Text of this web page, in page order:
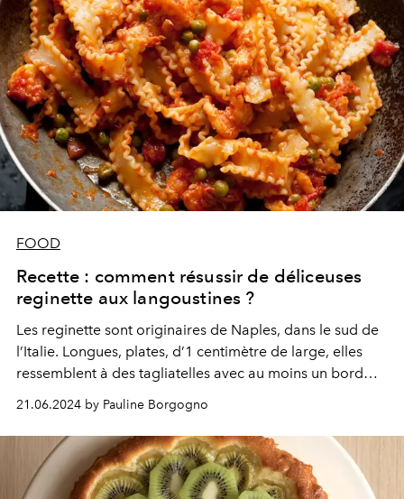
FOOD
Recette : comment résussir de déliceuses
reginette aux langoustines ?
Les reginette sont originaires de Naples, dans le sud de
l’Italie. Longues, plates, d’1 centimètre de large, elles
ressemblent à des tagliatelles avec au moins un bord
princesse Mafalda de Savoie (1125-1158), pour laquelle
elles furent créées. D’ailleurs, on les trouve aussi sous le
nom de "mafaldine".
21.06.2024 by Pauline Borgogno